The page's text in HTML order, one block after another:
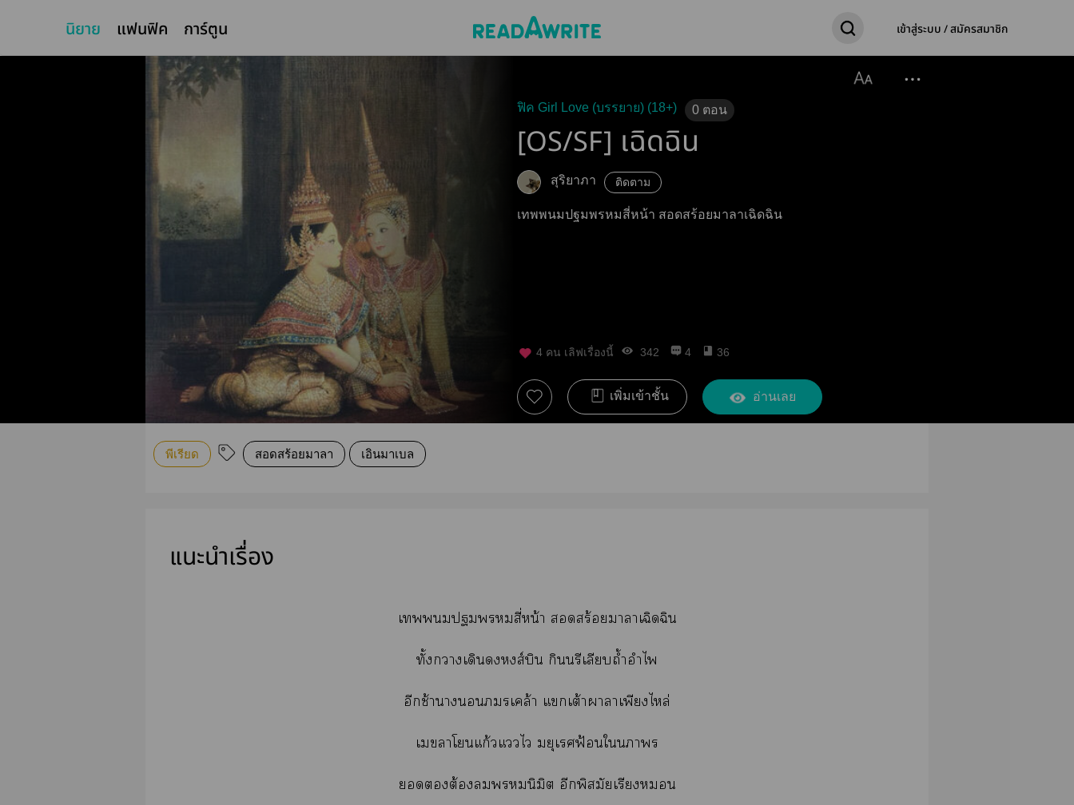
นิยาย แฟนฟิค การ์ตูน เข้าสู่ระบบ / สมัครสมาชิก
ฟิค Girl Love (บรรยาย) (18+) 0 ตอน
[OS/SF] เฉิดฉิน
สุริยาภา ติดตาม
เทพพนมปฐมพรหมสี่หน้า สอดสร้อยมาลาเฉิดฉิน
4 คน เลิฟเรื่องนี้ 342 4 36
เพิ่มเข้าชั้น อ่านเลย
พีเรียด สอดสร้อยมาลา เอินมาเบล
แนะนำเรื่อง
เสี่หน้า สร้อยาาเฉิดฉิน
ทั้งาเดินหงส์บิน กินนรีเลียบถ้ำอำไพ
อีกช้าาเคล้า แเต้าาาเพียงไหล่
เาโแก้วแไ มยุเรศฟ้อนใา
ต้องนิมิต อีกพิสมัยเรียง